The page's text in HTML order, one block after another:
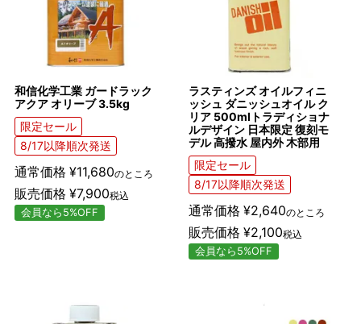
和信化学工業 ガードラック
アクア オリーブ 3.5kg
限定セール
8/17以降順次発送
通常価格 ¥11,680のところ
販売価格 ¥7,900税込
会員なら5%OFF
ラスティンズ オイルフィニ
ッシュ ダニッシュオイル ク
リア 500mlトラディショナ
ルデザイン 日本限定 復刻モ
デル 高撥水 屋内外 木部用
限定セール
8/17以降順次発送
通常価格 ¥2,640のところ
販売価格 ¥2,100税込
会員なら5%OFF